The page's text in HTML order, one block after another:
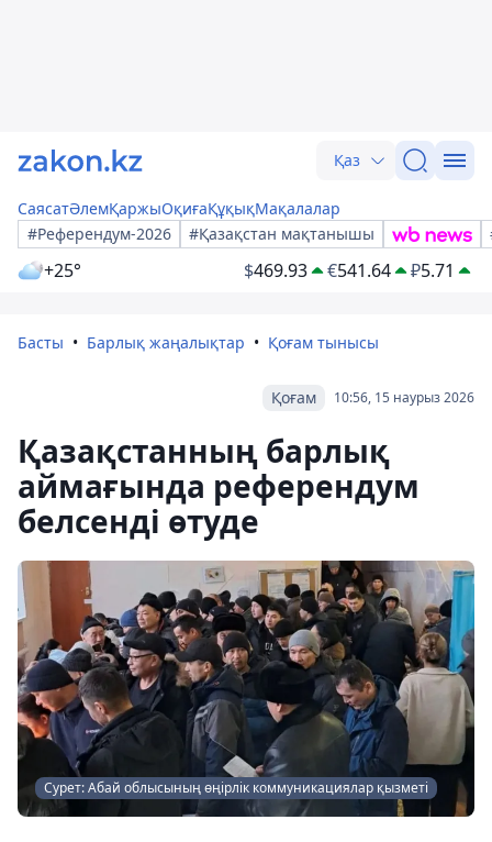
Қаз
СаясатӘлемҚаржыОқиғаҚұқықМақалалар
#Референдум-2026
#Қазақстан мақтанышы
+25° $469.93 €541.64 ₽5.71
Басты Барлық жаңалықтар Қоғам тынысы
10:56, 15 наурыз 2026
Қоғам
Қазақстанның барлық
аймағында референдум
белсенді өтуде
Сурет: Абай облысының өңірлік коммуникациялар қызметі